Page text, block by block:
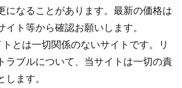
になることがあります。最新の価格は
イト等から確認お願いします。
とは一切関係のないサイトです。リ
ラブルについて、当サイトは一切の責
します。